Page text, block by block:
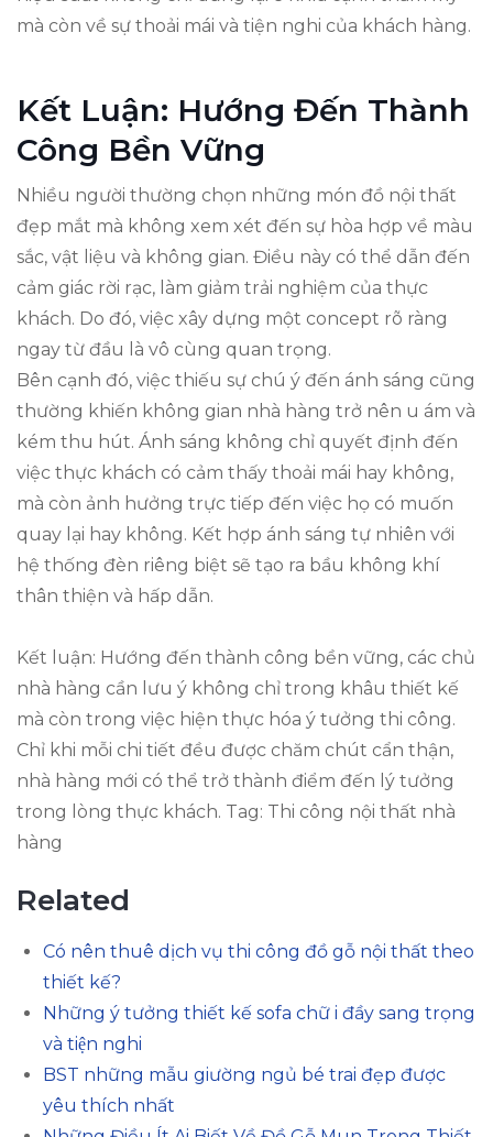
mà còn về sự thoải mái và tiện nghi của khách hàng.
Kết Luận: Hướng Đến Thành
Công Bền Vững
Nhiều người thường chọn những món đồ nội thất
đẹp mắt mà không xem xét đến sự hòa hợp về màu
sắc, vật liệu và không gian. Điều này có thể dẫn đến
cảm giác rời rạc, làm giảm trải nghiệm của thực
khách. Do đó, việc xây dựng một concept rõ ràng
ngay từ đầu là vô cùng quan trọng.
Bên cạnh đó, việc thiếu sự chú ý đến ánh sáng cũng
thường khiến không gian nhà hàng trở nên u ám và
kém thu hút. Ánh sáng không chỉ quyết định đến
việc thực khách có cảm thấy thoải mái hay không,
mà còn ảnh hưởng trực tiếp đến việc họ có muốn
quay lại hay không. Kết hợp ánh sáng tự nhiên với
hệ thống đèn riêng biệt sẽ tạo ra bầu không khí
thân thiện và hấp dẫn.
Kết luận: Hướng đến thành công bền vững, các chủ
nhà hàng cần lưu ý không chỉ trong khâu thiết kế
mà còn trong việc hiện thực hóa ý tưởng thi công.
Chỉ khi mỗi chi tiết đều được chăm chút cẩn thận,
nhà hàng mới có thể trở thành điểm đến lý tưởng
trong lòng thực khách. Tag: Thi công nội thất nhà
hàng
Related
Có nên thuê dịch vụ thi công đồ gỗ nội thất theo
thiết kế?
Những ý tưởng thiết kế sofa chữ i đầy sang trọng
và tiện nghi
BST những mẫu giường ngủ bé trai đẹp được
yêu thích nhất